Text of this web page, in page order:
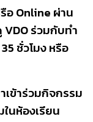
อ Online ผ่าน
VDO ร่วมกับทำ
ชั่วโมง หรือ
ข้าร่วมกิจกรรม
นห้องเรียน